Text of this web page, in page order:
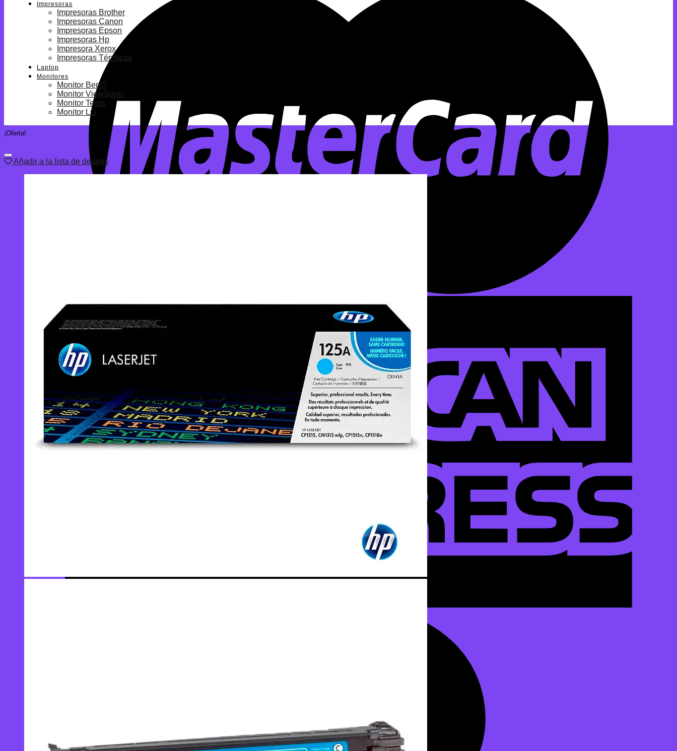
Impresoras
Impresoras Brother
Impresoras Canon
Impresoras Epson
Impresoras Hp
Impresora Xerox
Impresoras Térmicas
Laptop
Monitores
Monitor BenQ
Monitor ViewSonic
Monitor Teros
Monitor LG
¡Oferta!
Añadir a la lista de deseos